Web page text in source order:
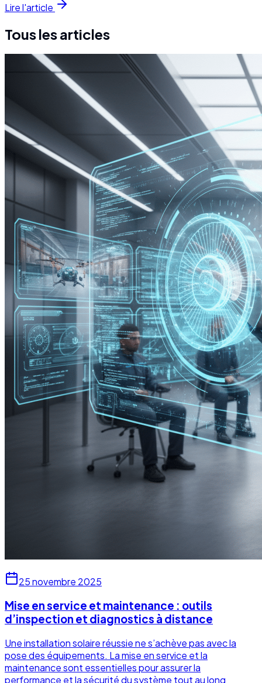
Lire l'article
Tous les articles
25 novembre 2025
Mise en service et maintenance : outils
d’inspection et diagnostics à distance
Une installation solaire réussie ne s’achève pas avec la
pose des équipements. La mise en service et la
maintenance sont essentielles pour assurer la
performance et la sécurité du système tout au long